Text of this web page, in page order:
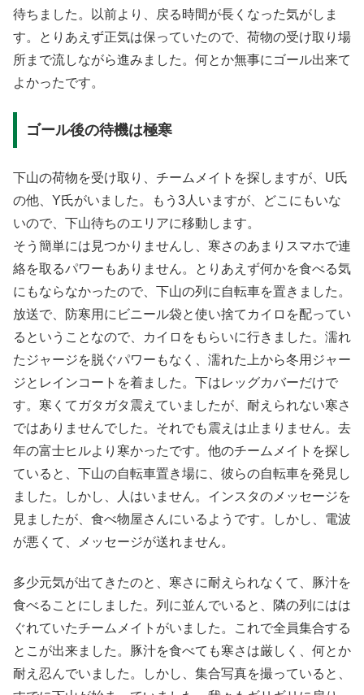
待ちました。以前より、戻る時間が長くなった気がしま
す。とりあえず正気は保っていたので、荷物の受け取り場
所まで流しながら進みました。何とか無事にゴール出来て
よかったです。
ゴール後の待機は極寒
下山の荷物を受け取り、チームメイトを探しますが、U氏
の他、Y氏がいました。もう3人いますが、どこにもいな
いので、下山待ちのエリアに移動します。
そう簡単には見つかりませんし、寒さのあまりスマホで連
絡を取るパワーもありません。とりあえず何かを食べる気
にもならなかったので、下山の列に自転車を置きました。
放送で、防寒用にビニール袋と使い捨てカイロを配ってい
るということなので、カイロをもらいに行きました。濡れ
たジャージを脱ぐパワーもなく、濡れた上から冬用ジャー
ジとレインコートを着ました。下はレッグカバーだけで
す。寒くてガタガタ震えていましたが、耐えられない寒さ
ではありませんでした。それでも震えは止まりません。去
年の富士ヒルより寒かったです。他のチームメイトを探し
ていると、下山の自転車置き場に、彼らの自転車を発見し
ました。しかし、人はいません。インスタのメッセージを
見ましたが、食べ物屋さんにいるようです。しかし、電波
が悪くて、メッセージが送れません。
多少元気が出てきたのと、寒さに耐えられなくて、豚汁を
食べることにしました。列に並んでいると、隣の列にはは
ぐれていたチームメイトがいました。これで全員集合する
とこが出来ました。豚汁を食べても寒さは厳しく、何とか
耐え忍んでいました。しかし、集合写真を撮っていると、